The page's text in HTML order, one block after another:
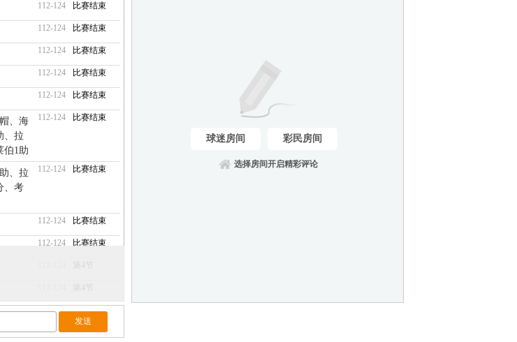
112-124 比赛结束
112-124 比赛结束
112-124 比赛结束
112-124 比赛结束
112-124 比赛结束
、海
、拉
伯1助
112-124 比赛结束
、拉
、考
112-124 比赛结束
112-124 比赛结束
112-124 比赛结束
第4节
第4节
112-124 第4节
112-124 第4节
球迷房间 彩民房间
选择房间开启精彩评论